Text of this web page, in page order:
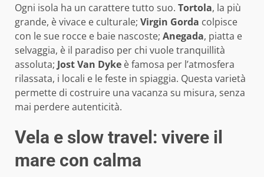
Ogni isola ha un carattere tutto suo. Tortola, la più
grande, è vivace e culturale; Virgin Gorda colpisce
con le sue rocce e baie nascoste; Anegada, piatta e
selvaggia, è il paradiso per chi vuole tranquillità
assoluta; Jost Van Dyke è famosa per l’atmosfera
rilassata, i locali e le feste in spiaggia. Questa varietà
permette di costruire una vacanza su misura, senza
mai perdere autenticità.
Vela e slow travel: vivere il
mare con calma